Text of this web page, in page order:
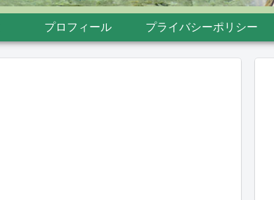
プロフィール プライバシーポリシー